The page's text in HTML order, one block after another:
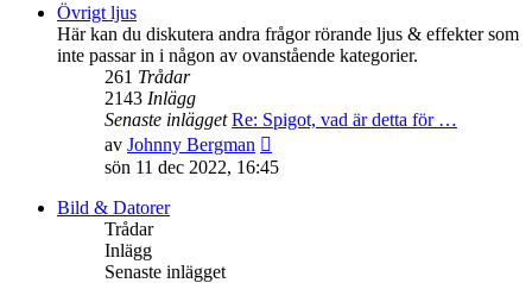
inlägget
Övrigt ljus
Här kan du diskutera andra frågor rörande ljus & effekter som
inte passar in i någon av ovanstående kategorier.
261 Trådar
2143 Inlägg
Senaste inlägget Re: Spigot, vad är detta för …
av Johnny Bergman
till
sön 11 dec 2022, 16:45
Bild & Datorer
Trådar
Inlägg
Senaste inlägget